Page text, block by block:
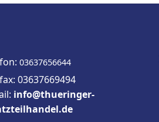
03637656644
03637669494
info@thueringer-